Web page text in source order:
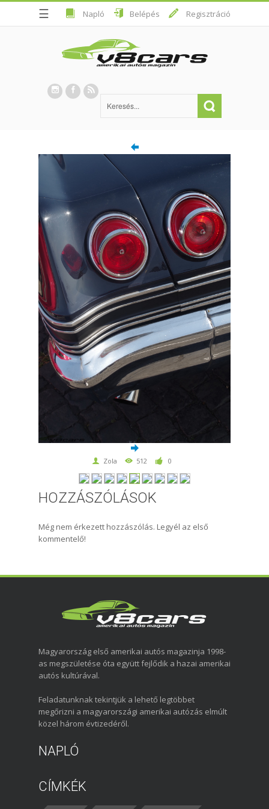
☰ Napló Belépés Regisztráció
Zola 512 0
HOZZÁSZÓLÁSOK
Még nem érkezett hozzászólás. Legyél az első
kommentelő!
Magyarország első amerikai autós magazinja 1998-
as megszületése óta együtt fejlődik a hazai amerikai
autós kultúrával.
Feladatunknak tekintjük a lehető legtöbbet
megőrizni a magyarországi amerikai autózás elmúlt
közel három évtizedéről.
NAPLÓ
CÍMKÉK